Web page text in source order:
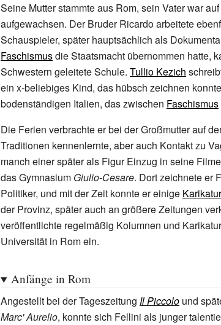
Seine Mutter stammte aus Rom, sein Vater war
aufgewachsen. Der Bruder Ricardo arbeitete
Schauspieler, später hauptsächlich als
Faschismusdie Staatsmacht übernommen hatte,
Schwestern geleitete Schule. Tullio Kezich
ein x-beliebiges Kind, das hübsch zeichnen
bodenständigen Italien, das zwischen Faschismus
Die Ferien verbrachte er bei der Großmutter auf
Traditionen kennenlernte, aber auch Kontakt zu
manch einer später als Figur Einzug in seine
das Gymnasium Giulio-Cesare. Dort zeichnete er
Politiker, und mit der Zeit konnte er einige
der Provinz, später auch an größere Zeitungen
veröffentlichte regelmäßig Kolumnen und
Universität in Rom ein.
Anfänge in Rom
Angestellt bei der Tageszeitung Il Piccolo und
Marc' Aurelio, konnte sich Fellini als junger